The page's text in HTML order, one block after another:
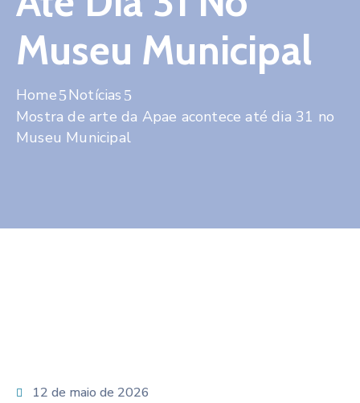
Museu Municipal
Home
Notícias
Mostra de arte da Apae acontece até dia 31 no
Museu Municipal
12 de maio de 2026